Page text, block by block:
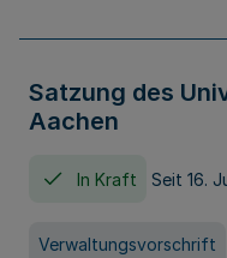
Satzung des
Aachen
In Kraft Seit 16.
Verwaltungsvorschrift